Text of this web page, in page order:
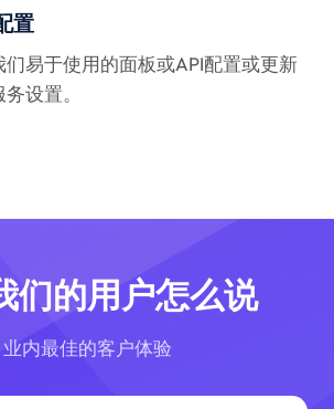
置
们易于使用的面板或API配置或更新
设置。
们的用户怎么说
业内最佳的客户体验